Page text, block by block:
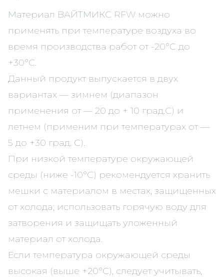
Материал ВАЙТМИКС RFW можно
применять при температуре воздуха во
время производства работ от -20°С до
+30°С.
Данный продукт выпускается в двух
вариантах — зимнем (диапазон
применения от — 20 до + 10 град.С) и
летнем (применим при температурах от —
5 до +30 град. С).
При низкой температуре окружающей
среды (ниже -10°С) рекомендуется хранить
мешки с материалом в местах, защищенных
от холода; использовать горячую воду для
затворения и защищать уложенный
материал от холода.
Если температура окружающей среды
высокая (выше +20°С), следует учитывать,